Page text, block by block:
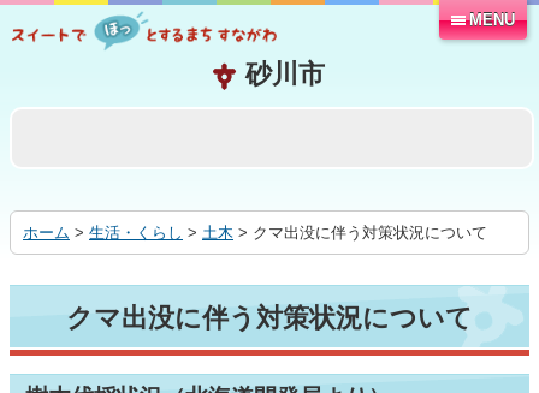
る
MENU
ホーム > 生活・くらし > 土木 > クマ出没に伴う対策状況について
クマ出没に伴う対策状況について